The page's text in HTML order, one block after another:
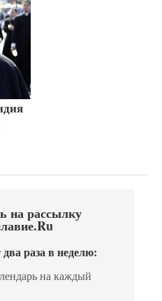
на рассылку
раза в неделю:
на каждый